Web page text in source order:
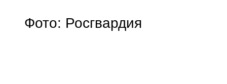
Фото: Росгвардия